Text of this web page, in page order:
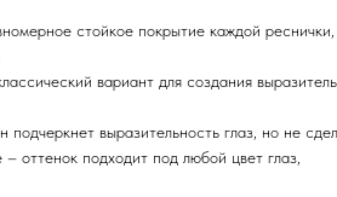
стойкое покрытие каждой
вариант для создания
выразительность глаз, но не
оттенок подходит под любой цвет глаз,